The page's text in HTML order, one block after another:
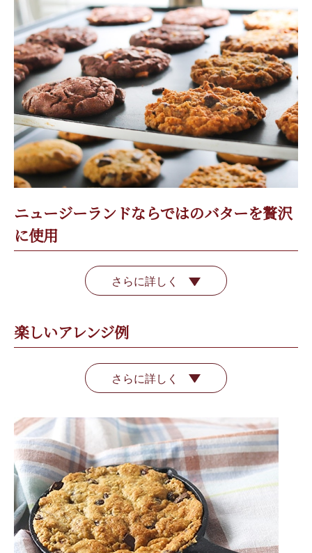
ニュージーランドならではのバターを贅沢
に使用
さらに詳しく
楽しいアレンジ例
さらに詳しく